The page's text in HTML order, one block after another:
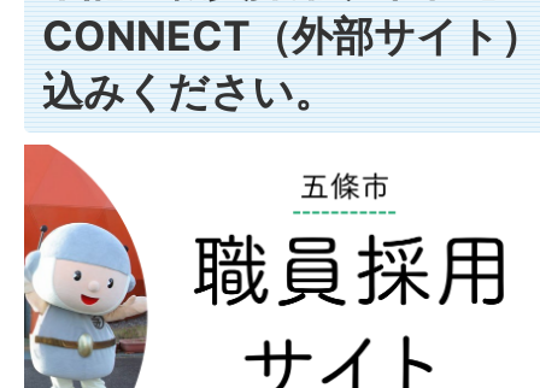
CONNECT（外部サイト
込みください。